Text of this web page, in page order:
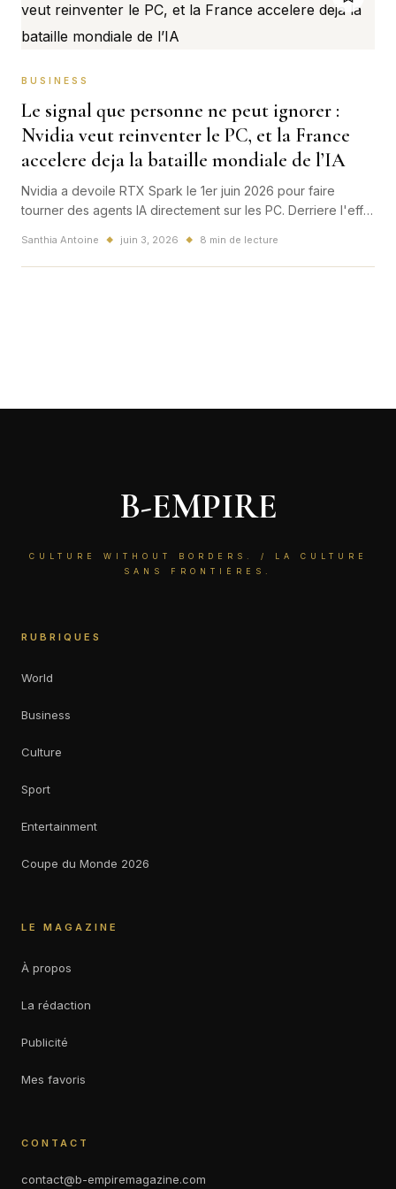
BUSINESS
Le signal que personne ne peut ignorer :
Nvidia veut reinventer le PC, et la France
accelere deja la bataille mondiale de l’IA
Nvidia a devoile RTX Spark le 1er juin 2026 pour faire
tourner des agents IA directement sur les PC. Derriere l'effet
logiciel et aux infrastructures qui change d'echelle, avec un
vrai enjeu pour la France.
Santhia Antoine ◆ juin 3, 2026 ◆ 8 min de lecture
B-EMPIRE
CULTURE WITHOUT BORDERS. / LA CULTURE
SANS FRONTIÈRES.
RUBRIQUES
World
Business
Culture
Sport
Entertainment
Coupe du Monde 2026
LE MAGAZINE
À propos
La rédaction
Publicité
Mes favoris
CONTACT
contact@b-empiremagazine.com